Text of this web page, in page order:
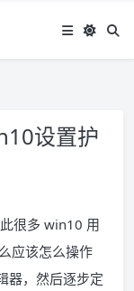
设置护
很多 win10 用
应该怎么操作
器，然后逐步定